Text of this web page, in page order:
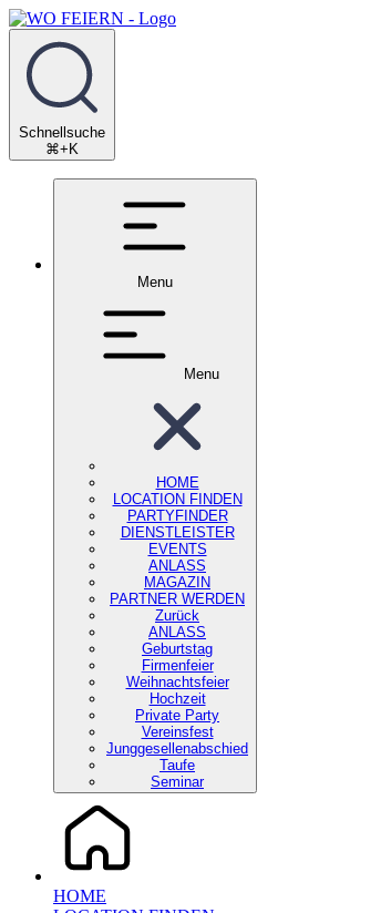
Schnellsuche
⌘+K
Menu
Menu
HOME
LOCATION FINDEN
PARTYFINDER
DIENSTLEISTER
EVENTS
ANLASS
MAGAZIN
PARTNER WERDEN
Zurück
ANLASS
Geburtstag
Firmenfeier
Weihnachtsfeier
Hochzeit
Private Party
Vereinsfest
Junggesellenabschied
Taufe
Seminar
HOME